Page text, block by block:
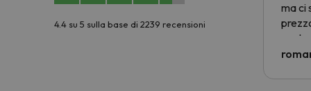
4.4 su 5 sulla base di 2239 recensioni
ma ci